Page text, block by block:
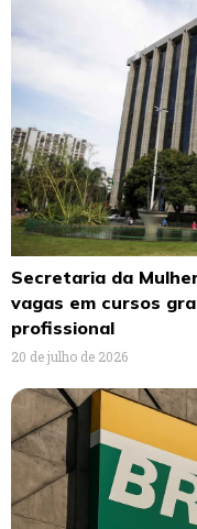
Secretaria da
vagas em cursos
profissional
20 de julho de 2026